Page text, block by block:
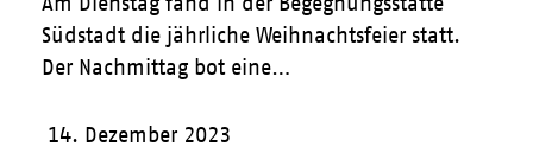
Südstadt die jährliche Weihnachtsfeier statt.
Der Nachmittag bot eine…
14. Dezember 2023